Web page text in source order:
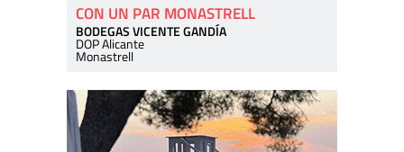
CON UN PAR MONASTRELL
BODEGAS VICENTE GANDÍA
DOP Alicante
Monastrell